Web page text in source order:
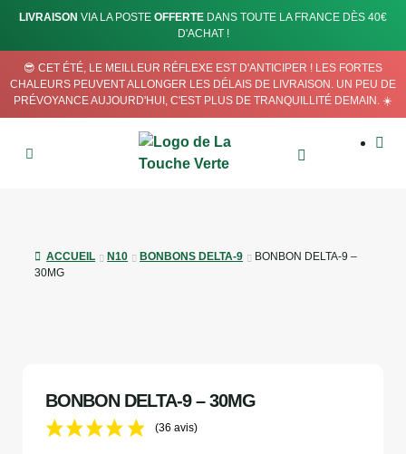
LIVRAISON VIA LA POSTE OFFERTE DANS TOUTE LA FRANCE DÈS 40€
D'ACHAT !
😎 CET ÉTÉ, LE MEILLEUR RÉFLEXE EST D'ANTICIPER ! LES FORTES
CHALEURS PEUVENT ALLONGER LES DÉLAIS DE LIVRAISON. UN PEU DE
PRÉVOYANCE AUJOURD'HUI, C'EST PLUS DE TRANQUILLITÉ DEMAIN. ☀️
ACCUEIL N10 BONBONS DELTA-9
BONBON DELTA-9 –
30MG
BONBON DELTA-9 – 30MG
(36 avis)